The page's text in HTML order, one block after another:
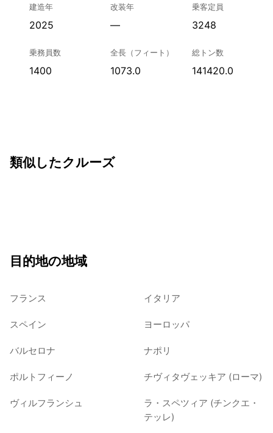
建造年
2025
改装年
—
乗客定員
3248
乗務員数
1400
全長（フィート）
1073.0
総トン数
141420.0
類似したクルーズ
目的地の地域
フランス イタリア
スペイン ヨーロッパ
バルセロナ ナポリ
ポルトフィーノ チヴィタヴェッキア (ローマ)
ヴィルフランシュ
ラ・スペツィア (チンクエ・
テッレ)